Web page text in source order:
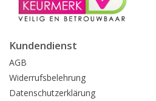
Kundendienst
AGB
Widerrufsbelehrung
Datenschutzerklärung